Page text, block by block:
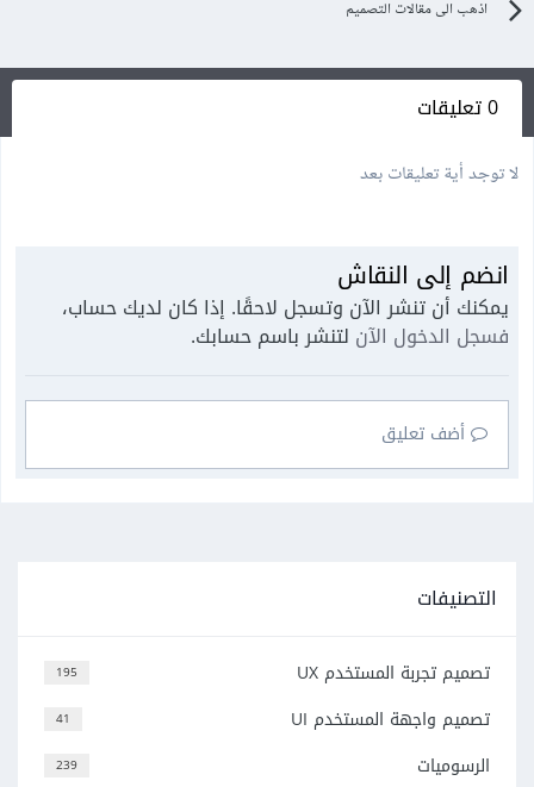
اذهب الى مقالات التصميم
0 تعليقات
لا توجد أية تعليقات بعد
انضم إلى النقاش
يمكنك أن تنشر الآن وتسجل لاحقًا. إذا كان لديك حساب،
فسجل الدخول الآن لتنشر باسم حسابك.
أضف تعليق
التصنيفات
195 تصميم تجربة المستخدم UX
41 تصميم واجهة المستخدم UI
239 الرسوميات